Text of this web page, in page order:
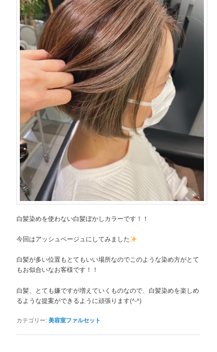
白髪染めを使わない白髪ぼかしカラーです！！
今回はアッシュベージュにしてみました
白髪が多い位置もとてもいい場所なのでこのような染め方がとて
もお似合いなお客様です！！
白髪、とても嫌ですが増えていくものなので、白髪染めを楽しめ
るような提案ができるように頑張ります(^-^)
カテゴリー:美容室ファルセット